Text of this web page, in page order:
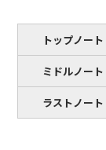
トップノート
ミドルノート
ラストノート